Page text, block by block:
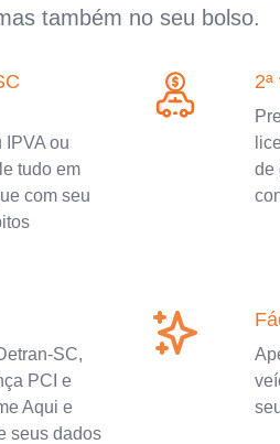
também no seu bolso.
IPVA ou
tudo em
com seu
de
SC,
PCI e
Aqui e
seus dados